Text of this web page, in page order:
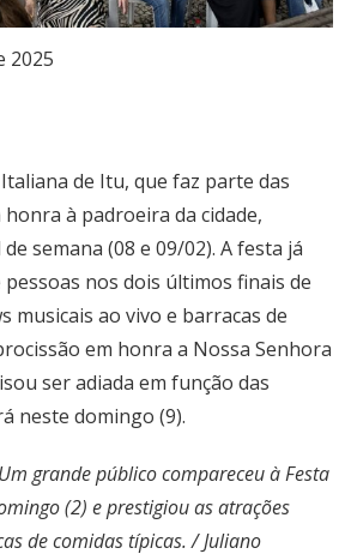
2025
de Itu, que faz parte das
à padroeira da cidade,
semana (08 e 09/02). A festa já
nos dois últimos finais de
musicais ao vivo e barracas de
em honra a Nossa Senhora
ser adiada em função das
neste domingo (9).
grande público compareceu à Festa
(2) e prestigiou as atrações
de comidas típicas. / Juliano